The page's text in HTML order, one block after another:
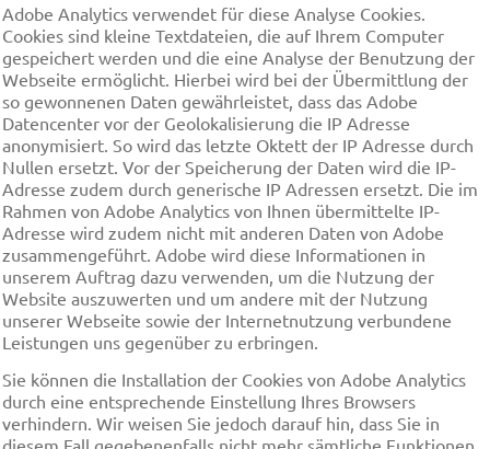
Adobe Analytics verwendet für diese Analyse Cookies.
Cookies sind kleine Textdateien, die auf Ihrem Computer
gespeichert werden und die eine Analyse der Benutzung der
Webseite ermöglicht. Hierbei wird bei der Übermittlung der
so gewonnenen Daten gewährleistet, dass das Adobe
Datencenter vor der Geolokalisierung die IP Adresse
anonymisiert. So wird das letzte Oktett der IP Adresse durch
Nullen ersetzt. Vor der Speicherung der Daten wird die IP-
Adresse zudem durch generische IP Adressen ersetzt. Die im
Rahmen von Adobe Analytics von Ihnen übermittelte IP-
Adresse wird zudem nicht mit anderen Daten von Adobe
zusammengeführt. Adobe wird diese Informationen in
unserem Auftrag dazu verwenden, um die Nutzung der
Website auszuwerten und um andere mit der Nutzung
unserer Webseite sowie der Internetnutzung verbundene
Leistungen uns gegenüber zu erbringen.
Sie können die Installation der Cookies von Adobe Analytics
durch eine entsprechende Einstellung Ihres Browsers
verhindern. Wir weisen Sie jedoch darauf hin, dass Sie in
diesem Fall gegebenenfalls nicht mehr sämtliche Funktionen